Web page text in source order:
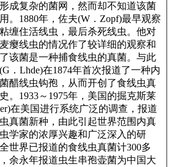
成复杂的菌网，然而却不知道该菌
。1880年，佐夫(W．Zopf)最早观察
缠住活线虫，最后杀死线虫。他对
瘿线虫的情况作了较详细的观察和
该菌是一种捕食线虫的真菌。与此
．Lhde)在1874年首次报道了一种内
醋线虫钩孢，从而开创了食线虫真
。1933～1975年，美国的掘克斯莱
在美国进行系统广泛的调查，报道
真菌新种，由此引起世界范围内真
学家的浓厚兴趣和广泛深入的研
世界已报道的食线虫真菌计300多
余永年报道虫生串孢壶菌为中国大